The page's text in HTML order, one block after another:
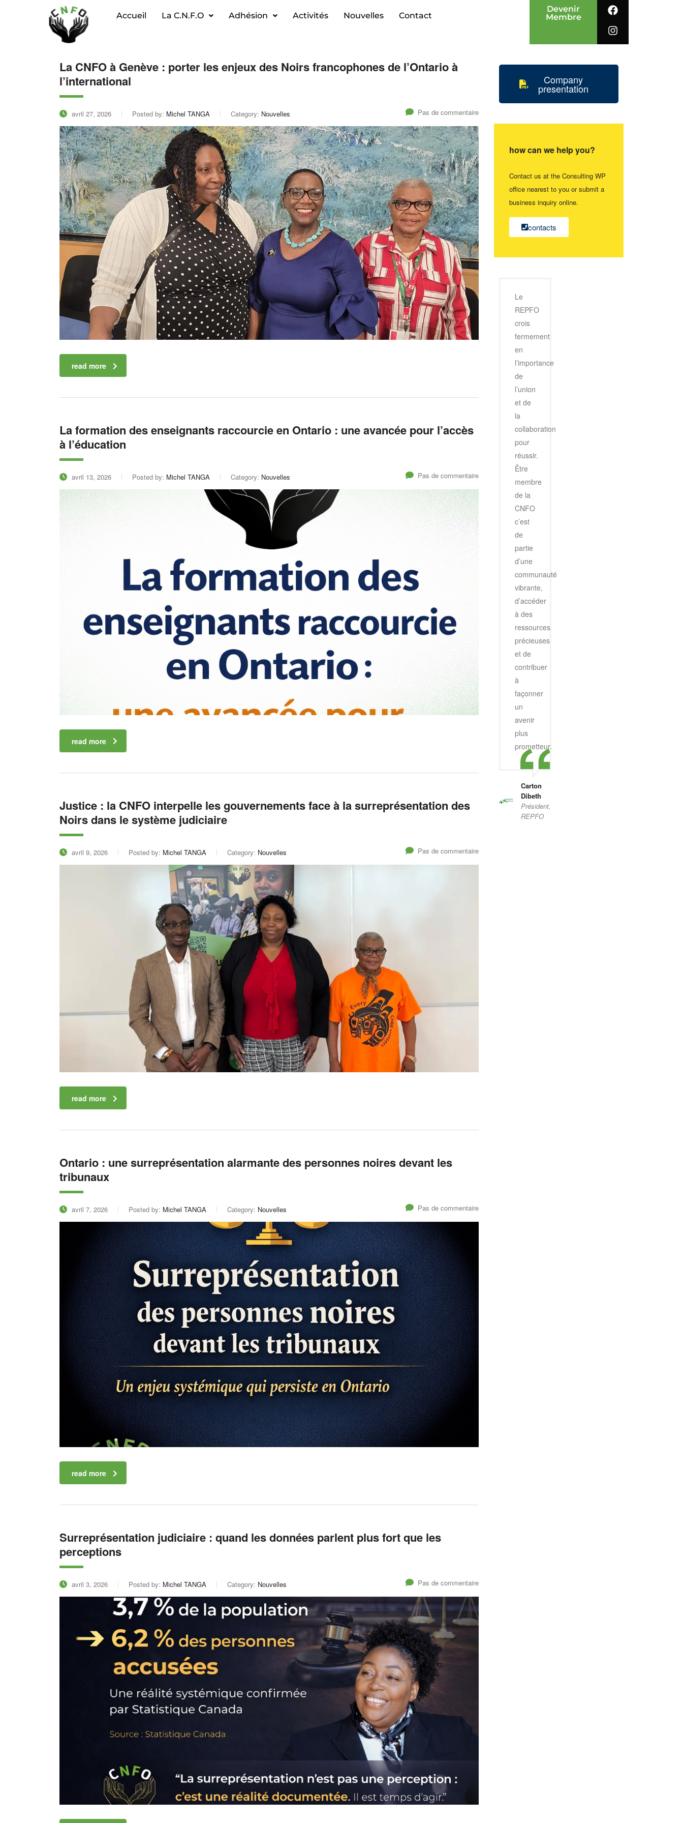
Accueil La C.N.F.O Adhésion Activités Nouvelles Contact
Devenir
Membre
La CNFO à Genève : porter les enjeux des Noirs francophones de l’Ontario à
l’international
avril 27, 2026 Posted by: Michel TANGA Category: Nouvelles Pas de commentaire
read more
La formation des enseignants raccourcie en Ontario : une avancée pour l’accès
à l’éducation
avril 13, 2026 Posted by: Michel TANGA Category: Nouvelles Pas de commentaire
read more
Justice : la CNFO interpelle les gouvernements face à la surreprésentation des
Noirs dans le système judiciaire
avril 9, 2026 Posted by: Michel TANGA Category: Nouvelles Pas de commentaire
read more
Ontario : une surreprésentation alarmante des personnes noires devant les
tribunaux
avril 7, 2026 Posted by: Michel TANGA Category: Nouvelles Pas de commentaire
read more
Surreprésentation judiciaire : quand les données parlent plus fort que les
perceptions
avril 3, 2026 Posted by: Michel TANGA Category: Nouvelles Pas de commentaire
Company
presentation
how can we help you?
Contact us at the Consulting WP
office nearest to you or submit a
business inquiry online.
contacts
Le
REPFO
crois
fermement
en
l’importance
de
l’union
et de
la
collaboration
pour
réussir.
Être
membre
de la
CNFO
c’est
de
partie
d’une
communauté
vibrante,
d’accéder
à des
ressources
précieuses
et de
contribuer
à
façonner
un
avenir
plus
prometteur.
Carton
Dibeth
Président,
REPFO